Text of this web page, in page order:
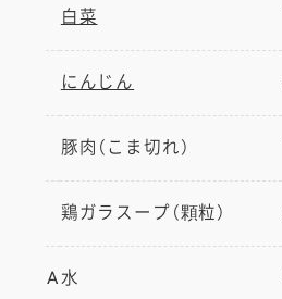
白菜
にんじん
豚肉（こま切れ）
鶏ガラスープ（顆粒）
A水